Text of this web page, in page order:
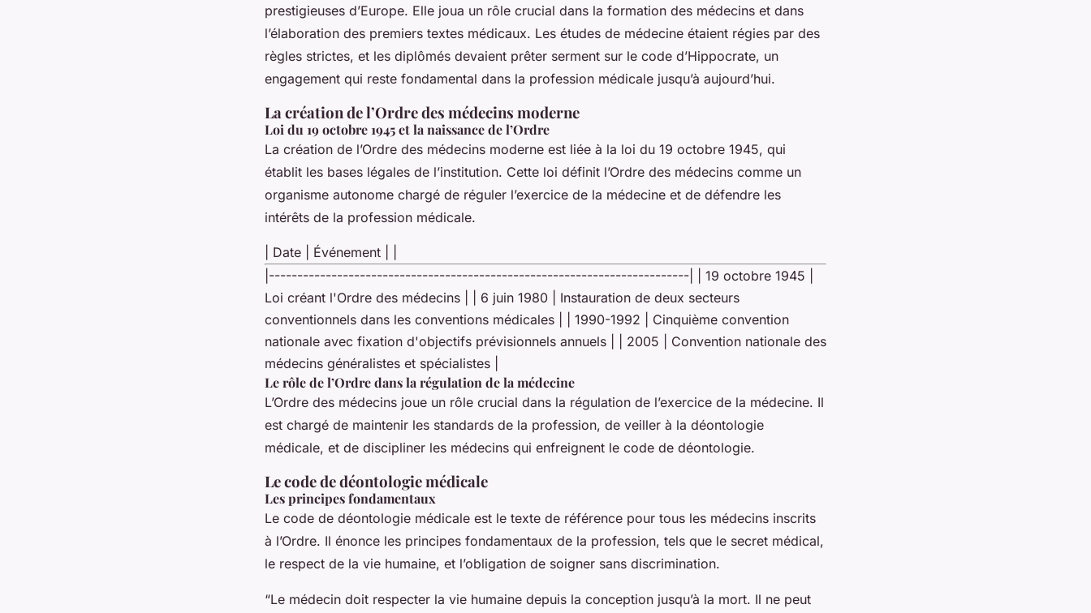
prestigieuses d’Europe. Elle joua un rôle crucial dans la formation des médecins et dans
l’élaboration des premiers textes médicaux. Les études de médecine étaient régies par des
règles strictes, et les diplômés devaient prêter serment sur le code d’Hippocrate, un
engagement qui reste fondamental dans la profession médicale jusqu’à aujourd’hui.
La création de l’Ordre des médecins moderne
Loi du 19 octobre 1945 et la naissance de l’Ordre
La création de l’Ordre des médecins moderne est liée à la loi du 19 octobre 1945, qui
établit les bases légales de l’institution. Cette loi définit l’Ordre des médecins comme un
organisme autonome chargé de réguler l’exercice de la médecine et de défendre les
intérêts de la profession médicale.
| Date | Événement | |
|--------------------------------------------------------------------------| | 19 octobre 1945 |
Loi créant l'Ordre des médecins | | 6 juin 1980 | Instauration de deux secteurs
conventionnels dans les conventions médicales | | 1990-1992 | Cinquième convention
nationale avec fixation d'objectifs prévisionnels annuels | | 2005 | Convention nationale des
médecins généralistes et spécialistes |
Le rôle de l’Ordre dans la régulation de la médecine
L’Ordre des médecins joue un rôle crucial dans la régulation de l’exercice de la médecine. Il
est chargé de maintenir les standards de la profession, de veiller à la déontologie
médicale, et de discipliner les médecins qui enfreignent le code de déontologie.
Le code de déontologie médicale
Les principes fondamentaux
Le code de déontologie médicale est le texte de référence pour tous les médecins inscrits
à l’Ordre. Il énonce les principes fondamentaux de la profession, tels que le secret médical,
le respect de la vie humaine, et l’obligation de soigner sans discrimination.
“Le médecin doit respecter la vie humaine depuis la conception jusqu’à la mort. Il ne peut